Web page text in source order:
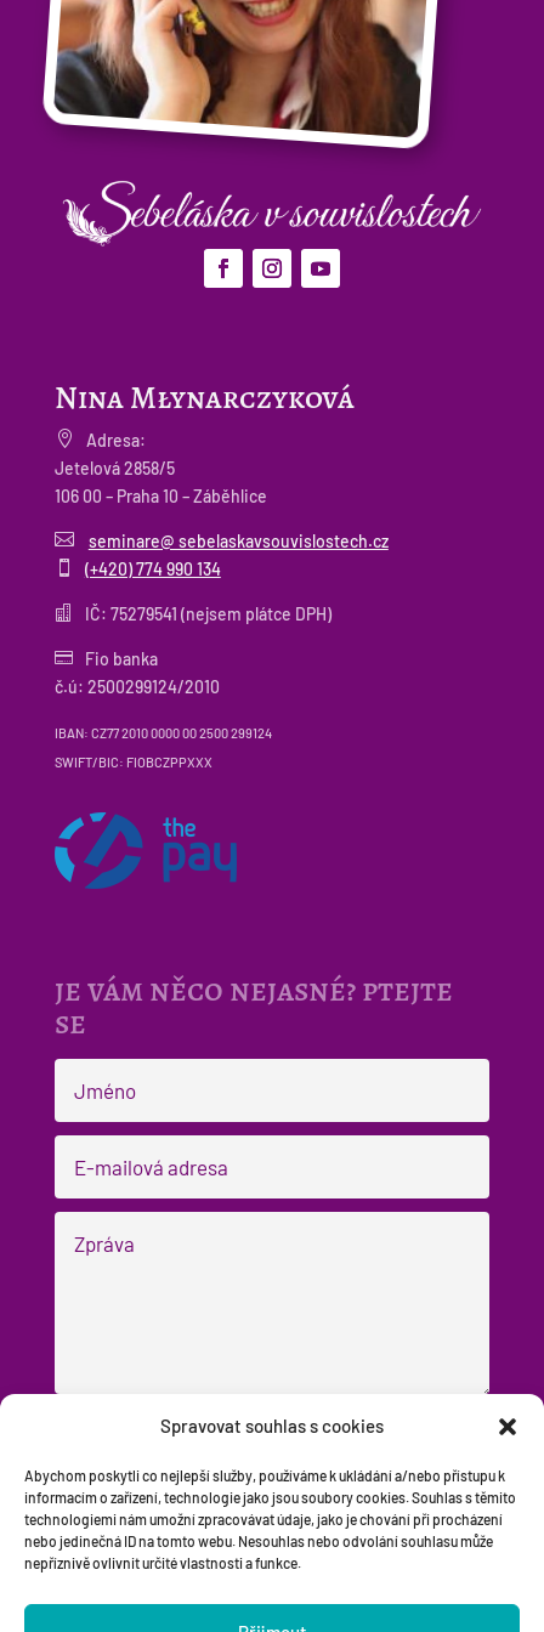
Spravovat souhlas s cookies
Abychom poskytli co nejlepší služby, používáme k ukládání a/nebo přístupu k
informacím o zařízení, technologie jako jsou soubory cookies. Souhlas s těmito
technologiemi nám umožní zpracovávat údaje, jako je chování při procházení
nebo jedinečná ID na tomto webu. Nesouhlas nebo odvolání souhlasu může
nepříznivě ovlivnit určité vlastnosti a funkce.
Nina Młynarczyková

Adresa:
Jetelová 2858/5
106 00 – Praha 10 – Záběhlice
 seminare@ sebelaskavsouvislostech.cz
 (+420) 774 990 134
 IČ: 75279541 (nejsem plátce DPH)

Fio banka
č.ú: 2500299124/2010
IBAN: CZ77 2010 0000 00 2500 299124
SWIFT/BIC: FIOBCZPPXXX
je vám něco nejasné? ptejte
se
= Odesílám dotaz